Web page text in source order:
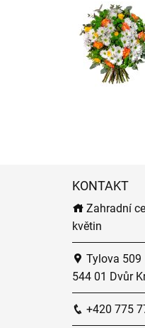
KONTAKT
Zahradní
květin
Tylova 509
544 01 Dvůr
+420 775